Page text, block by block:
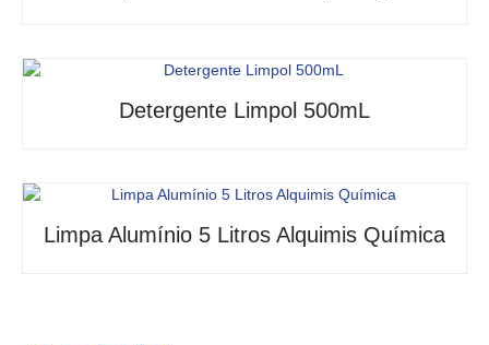
Detergente Limpol 500mL
Limpa Alumínio 5 Litros Alquimis Química